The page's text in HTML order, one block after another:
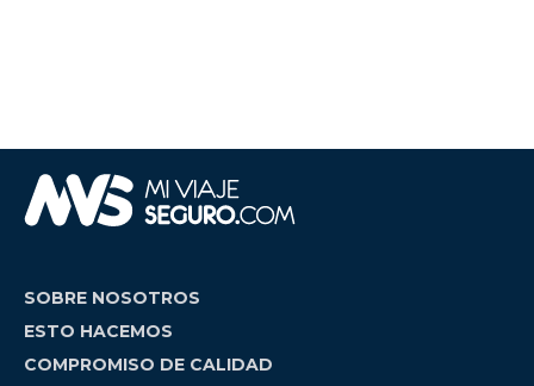
SOBRE NOSOTROS
ESTO HACEMOS
COMPROMISO DE CALIDAD